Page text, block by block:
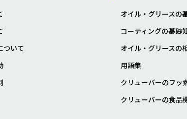
ついて
オイル・グリースの
コーティングの基礎
オイル・グリースの
用語集
クリューバーのフッ
クリューバーの食品